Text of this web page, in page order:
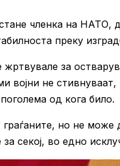
членка на НАТО,
преку
за
војни не
од кога било.
но не може
секој, во едно